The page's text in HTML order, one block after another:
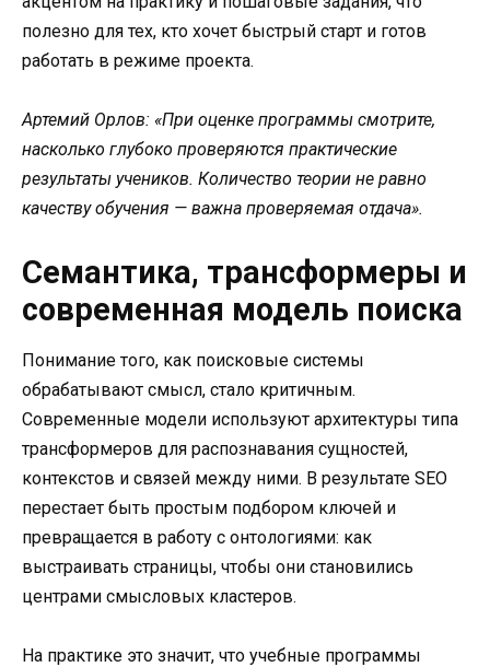
полезно для тех, кто хочет быстрый старт и готов
работать в режиме проекта.
Артемий Орлов: «При оценке программы смотрите,
насколько глубоко проверяются практические
результаты учеников. Количество теории не равно
качеству обучения — важна проверяемая отдача».
Семантика, трансформеры и
современная модель поиска
Понимание того, как поисковые системы
обрабатывают смысл, стало критичным.
Современные модели используют архитектуры типа
трансформеров для распознавания сущностей,
контекстов и связей между ними. В результате SEO
перестает быть простым подбором ключей и
превращается в работу с онтологиями: как
выстраивать страницы, чтобы они становились
центрами смысловых кластеров.
На практике это значит, что учебные программы